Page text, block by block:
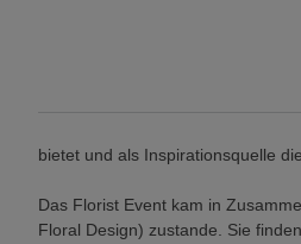
bietet und als Inspirationsquelle
Das Florist Event kam in
Floral Design) zustande. Sie